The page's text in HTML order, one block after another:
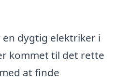
dygtig elektriker i
kommet til det rette
at finde